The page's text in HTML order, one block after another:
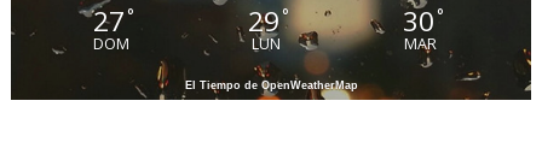
27°
DOM
29 °
LUN
30°
MAR
El Tiempo de OpenWeatherMap